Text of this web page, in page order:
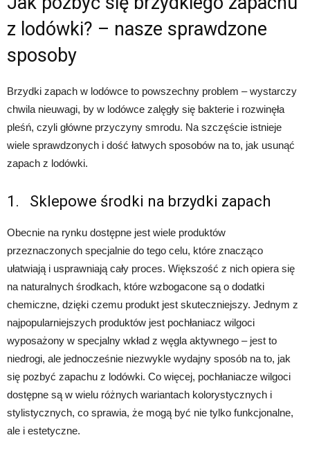
z lodówki? – nasze sprawdzone
sposoby
Brzydki zapach w lodówce to powszechny problem – wystarczy
chwila nieuwagi, by w lodówce zalęgły się bakterie i rozwinęła
pleśń, czyli główne przyczyny smrodu. Na szczęście istnieje
wiele sprawdzonych i dość łatwych sposobów na to, jak usunąć
zapach z lodówki.
1. Sklepowe środki na brzydki zapach
Obecnie na rynku dostępne jest wiele produktów
przeznaczonych specjalnie do tego celu, które znacząco
ułatwiają i usprawniają cały proces. Większość z nich opiera się
na naturalnych środkach, które wzbogacone są o dodatki
chemiczne, dzięki czemu produkt jest skuteczniejszy. Jednym z
najpopularniejszych produktów jest pochłaniacz wilgoci
wyposażony w specjalny wkład z węgla aktywnego – jest to
niedrogi, ale jednocześnie niezwykle wydajny sposób na to, jak
się pozbyć zapachu z lodówki. Co więcej, pochłaniacze wilgoci
dostępne są w wielu różnych wariantach kolorystycznych i
stylistycznych, co sprawia, że mogą być nie tylko funkcjonalne,
ale i estetyczne.